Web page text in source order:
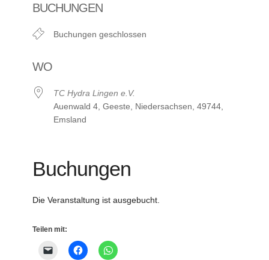
BUCHUNGEN
Buchungen geschlossen
WO
TC Hydra Lingen e.V.
Auenwald 4, Geeste, Niedersachsen, 49744,
Emsland
Buchungen
Die Veranstaltung ist ausgebucht.
Teilen mit: